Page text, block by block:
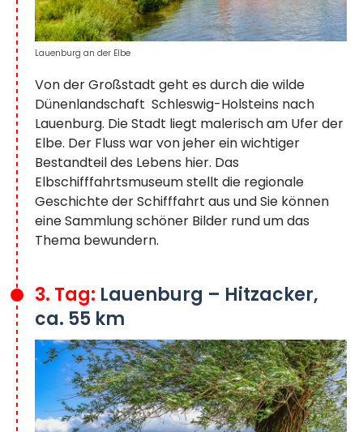
Von der Großstadt geht es durch die wilde
Dünenlandschaft Schleswig-Holsteins nach
Lauenburg. Die Stadt liegt malerisch am Ufer der
Elbe. Der Fluss war von jeher ein wichtiger
Bestandteil des Lebens hier. Das
Elbschifffahrtsmuseum stellt die regionale
Geschichte der Schifffahrt aus und Sie können
eine Sammlung schöner Bilder rund um das
Thema bewundern.
Lauenburg an der Elbe
3. Tag: Lauenburg – Hitzacker,
ca. 55 km